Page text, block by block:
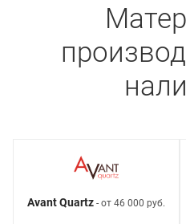
Avant Quartz - от 46 000 руб.